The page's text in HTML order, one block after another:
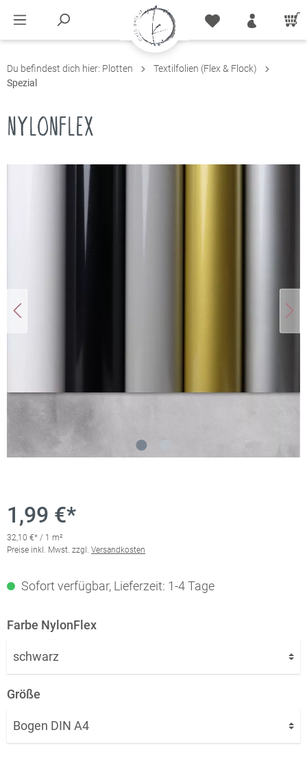
Du befindest dich hier: Plotten
Textilfolien (Flex & Flock)
Spezial
NYLONFLEX
1,99 €*
32,10 €* / 1 m²
Preise inkl. Mwst. zzgl. Versandkosten
Sofort verfügbar, Lieferzeit: 1-4 Tage
Farbe NylonFlex
Größe